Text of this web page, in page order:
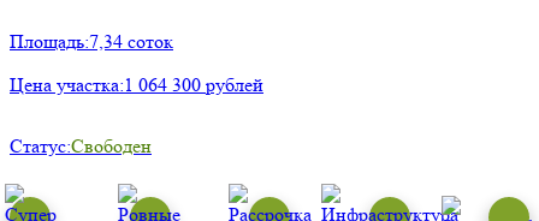
Площадь:7,34 соток
Цена участка:1 064 300 рублей
Статус:Свободен